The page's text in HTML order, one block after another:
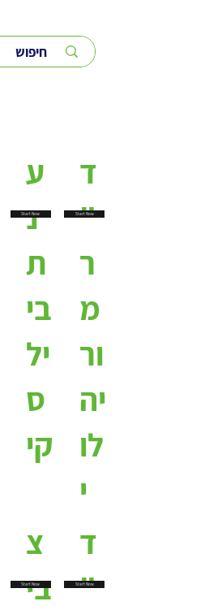
ע
נ
ת
בי
יל
ס
קי
Start Now
ד
"
ר
מ
ור
יה
לו
י
Start Now
צ
בי
Start Now
ד
"
Start Now